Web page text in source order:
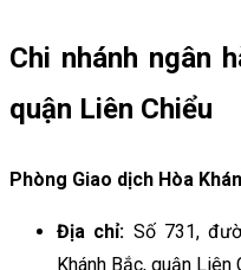
Chi nhánh ngân
quận Liên Chiểu
Phòng Giao dịch Hòa
Địa chỉ: Số 731,
Khánh Bắc, quận Liên